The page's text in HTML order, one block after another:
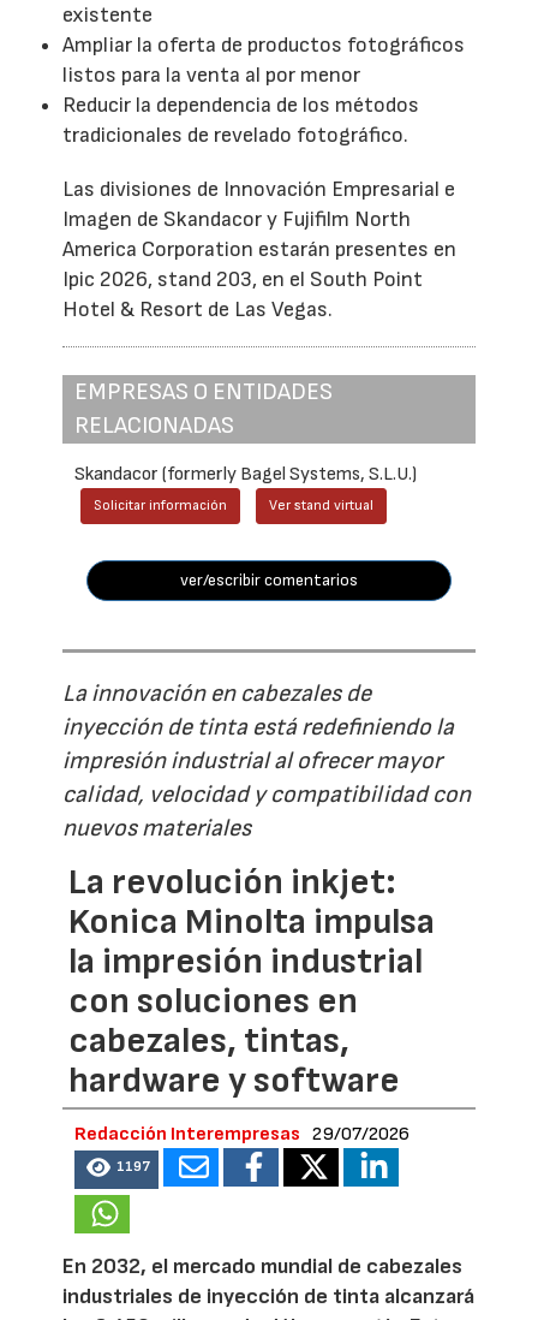
existente
Ampliar la oferta de productos fotográficos
listos para la venta al por menor
Reducir la dependencia de los métodos
tradicionales de revelado fotográfico.
Las divisiones de Innovación Empresarial e
Imagen de Skandacor y Fujifilm North
America Corporation estarán presentes en
Ipic 2026, stand 203, en el South Point
Hotel & Resort de Las Vegas.
EMPRESAS O ENTIDADES
RELACIONADAS
Skandacor (formerly Bagel Systems, S.L.U.)
Solicitar información Ver stand virtual
ver/escribir comentarios
La innovación en cabezales de
inyección de tinta está redefiniendo la
impresión industrial al ofrecer mayor
calidad, velocidad y compatibilidad con
nuevos materiales
La revolución inkjet:
Konica Minolta impulsa
la impresión industrial
con soluciones en
cabezales, tintas,
hardware y software
Redacción Interempresas 29/07/2026
1197
En 2032, el mercado mundial de cabezales
industriales de inyección de tinta alcanzará